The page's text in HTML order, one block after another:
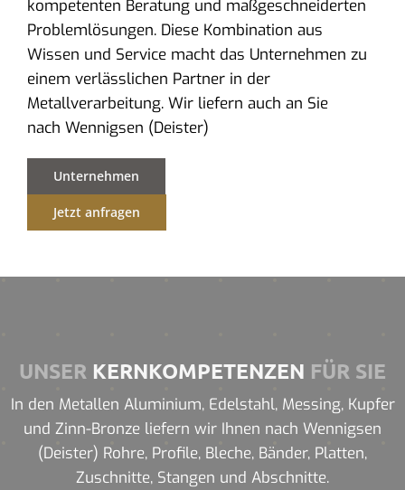
kompetenten Beratung und maßgeschneiderten
Problemlösungen. Diese Kombination aus
Wissen und Service macht das Unternehmen zu
einem verlässlichen Partner in der
Metallverarbeitung. Wir liefern auch an Sie
nach Wennigsen (Deister)
Unternehmen
Jetzt anfragen
UNSER KERNKOMPETENZEN FÜR SIE
In den Metallen Aluminium, Edelstahl, Messing, Kupfer
und Zinn-Bronze liefern wir Ihnen nach Wennigsen
(Deister) Rohre, Profile, Bleche, Bänder, Platten,
Zuschnitte, Stangen und Abschnitte.